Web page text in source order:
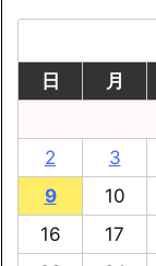
日
月
2
3
9
10
16
17